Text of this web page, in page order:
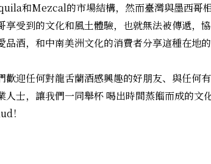
和Mezcal的市場結構，然而臺灣與墨西哥
享受到的文化和風土體驗，也就無法被傳遞，
品酒，和中南美洲文化的消費者分享這種在地的
歡迎任何對龍舌蘭酒感興趣的好朋友、與任何
人士，讓我們一同舉杯 喝出時間蒸餾而成的文
！